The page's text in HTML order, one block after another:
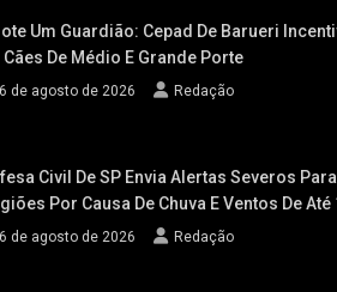
Um Guardião: Cepad De Barueri
Cães De Médio E Grande Porte
de agosto de 2026 Redação
Civil De SP Envia Alertas Severos
Por Causa De Chuva E Ventos De
de agosto de 2026 Redação